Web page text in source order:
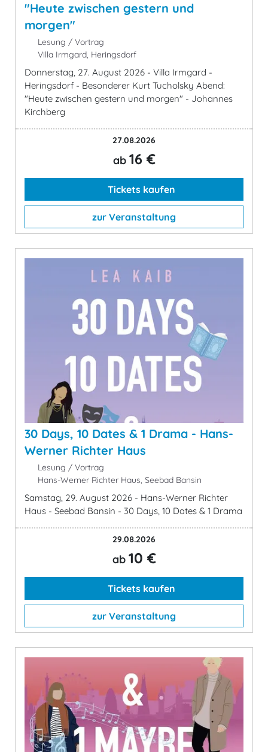
"Heute zwischen gestern und
morgen"
Lesung / Vortrag
Villa Irmgard, Heringsdorf
Donnerstag, 27. August 2026 - Villa Irmgard -
Heringsdorf - Besonderer Kurt Tucholsky Abend:
"Heute zwischen gestern und morgen" - Johannes
Kirchberg
27.08.2026
ab 16 €
Tickets kaufen
zur Veranstaltung
30 Days, 10 Dates & 1 Drama - Hans-
Werner Richter Haus
Lesung / Vortrag
Hans-Werner Richter Haus, Seebad Bansin
Samstag, 29. August 2026 - Hans-Werner Richter
Haus - Seebad Bansin - 30 Days, 10 Dates & 1 Drama
29.08.2026
ab 10 €
Tickets kaufen
zur Veranstaltung